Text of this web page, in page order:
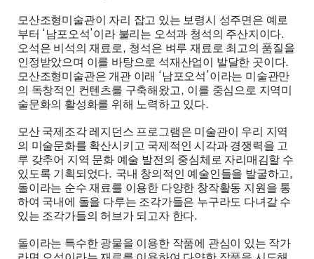
모산조형미술관이 자리 잡고 있는 보령시 성주면은 예로
부터 ‘남포오석’이라 불리는 오석과 청석의 주산지이다.
오석은 비석의 재료로, 청석은 벼루 재료로 최고의 품질을
인정받았으며 이를 바탕으로 석재산업이 발달한 곳이다.
모산조형미술관은 개관 이래 ‘남포오석’이라는 미술관만
의 독창적인 컨텐츠를 구축해왔고, 이를 중심으로 지역미
술문화의 활성화를 위해 노력하고 있다.
모산 국제조각 레지던스 프로그램은 미술관이 우리 지역
의 미술문화를 확산시키고 국제적인 시각과 경쟁력을 고
루 갖추어 지역 문화 예술 발전의 중심체로 자리매김할 수
있도록 기획되었다. 국내 창의적인 예술인들을 발굴하고,
돌이라는 순수 재료를 이용한 다양한 창작활동 지원을 통
하여 국내에 돌을 다루는 조각가들은 누구라도 다녀갈 수
있는 조각가들의 허브가 되고자 한다.
돌이라는 특수한 광물을 이용한 작품에 관심이 있는 작가